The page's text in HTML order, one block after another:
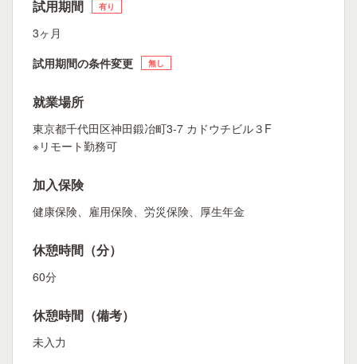
試用期間 有り
3ヶ月
試用期間の条件変更
無し
就業場所
東京都千代田区神田鍛冶町3-7 カドウチビル３F
※リモート勤務可
加入保険
健康保険、雇用保険、労災保険、厚生年金
休憩時間（分）
60分
休憩時間（備考）
未入力